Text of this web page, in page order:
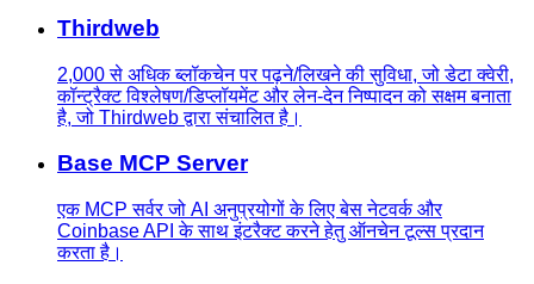
Thirdweb
2,000 से अधिक ब्लॉकचेन पर पढ़ने/लिखने की सुविधा, जो डेटा क्वेरी,
कॉन्ट्रैक्ट विश्लेषण/डिप्लॉयमेंट और लेन-देन निष्पादन को सक्षम बनाता
है, जो Thirdweb द्वारा संचालित है।
Base MCP Server
एक MCP सर्वर जो AI अनुप्रयोगों के लिए बेस नेटवर्क और
Coinbase API के साथ इंटरैक्ट करने हेतु ऑनचेन टूल्स प्रदान
करता है।